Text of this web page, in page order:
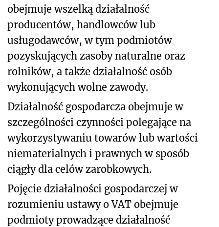
obejmuje wszelką działalność
producentów, handlowców lub
usługodawców, w tym podmiotów
pozyskujących zasoby naturalne oraz
rolników, a także działalność osób
wykonujących wolne zawody.
Działalność gospodarcza obejmuje w
szczególności czynności polegające na
wykorzystywaniu towarów lub wartości
niematerialnych i prawnych w sposób
ciągły dla celów zarobkowych.
Pojęcie działalności gospodarczej w
rozumieniu ustawy o VAT obejmuje
podmioty prowadzące działalność